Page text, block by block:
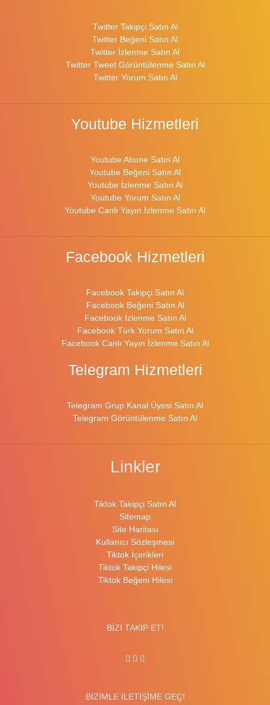
Twitter Takipçi Satın Al
Twitter Beğeni Satın Al
Twitter İzlenme Satın Al
Twitter Tweet Görüntülenme Satın Al
Twitter Yorum Satın Al
Youtube Hizmetleri
Youtube Abone Satın Al
Youtube Beğeni Satın Al
Youtube İzlenme Satın Al
Youtube Yorum Satın Al
Youtube Canlı Yayın İzlenme Satın Al
Facebook Hizmetleri
Facebook Takipçi Satın Al
Facebook Beğeni Satın Al
Facebook İzlenme Satın Al
Facebook Türk Yorum Satın Al
Facebook Canlı Yayın İzlenme Satın Al
Telegram Hizmetleri
Telegram Grup Kanal Üyesi Satın Al
Telegram Görüntülenme Satın Al
Linkler
Tiktok Takipçi Satın Al
Sitemap
Site Haritası
Kullanıcı Sözleşmesi
Tiktok İçerikleri
Tiktok Takipçi Hilesi
Tiktok Beğeni Hilesi
BİZİ TAKİP ET!
BİZİMLE İLETİŞİME GEÇ!